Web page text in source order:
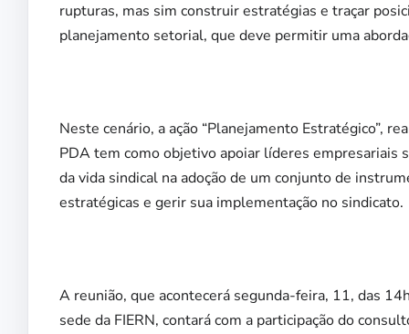
rupturas, mas sim construir estratégias e traçar
planejamento setorial, que deve permitir uma
Neste cenário, a ação “Planejamento Estratégico”,
PDA tem como objetivo apoiar líderes empresariais
da vida sindical na adoção de um conjunto de
estratégicas e gerir sua implementação no sindicato.
A reunião, que acontecerá segunda-feira, 11, das
sede da FIERN, contará com a participação do